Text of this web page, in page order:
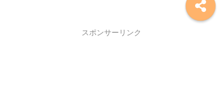
スポンサーリンク